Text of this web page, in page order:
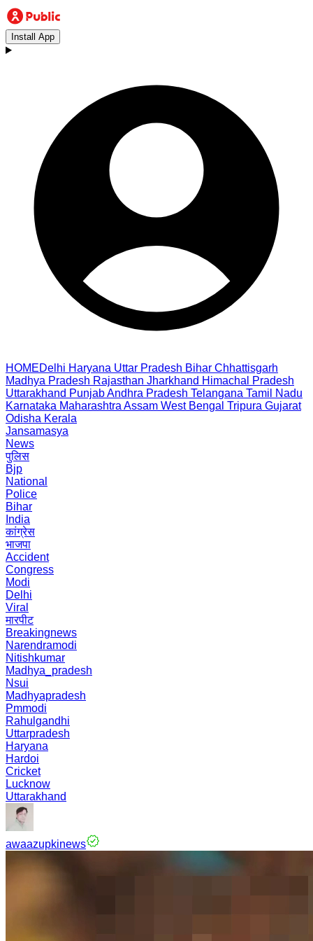
Install App
HOMEDelhi Haryana Uttar Pradesh Bihar Chhattisgarh
Madhya Pradesh Rajasthan Jharkhand Himachal Pradesh
Uttarakhand PunjabAndhra Pradesh Telangana Tamil Nadu
Karnataka Maharashtra Assam West Bengal Tripura Gujarat
Odisha Kerala
Jansamasya
News
पुलिस
Bjp
National
Police
Bihar
India
कांग्रेस
भाजपा
Accident
Congress
Modi
Delhi
Viral
मारपीट
Breakingnews
Narendramodi
Nitishkumar
Madhya_pradesh
Nsui
Madhyapradesh
Pmmodi
Rahulgandhi
Uttarpradesh
Haryana
Hardoi
Cricket
Lucknow
Uttarakhand
awaazupkinews